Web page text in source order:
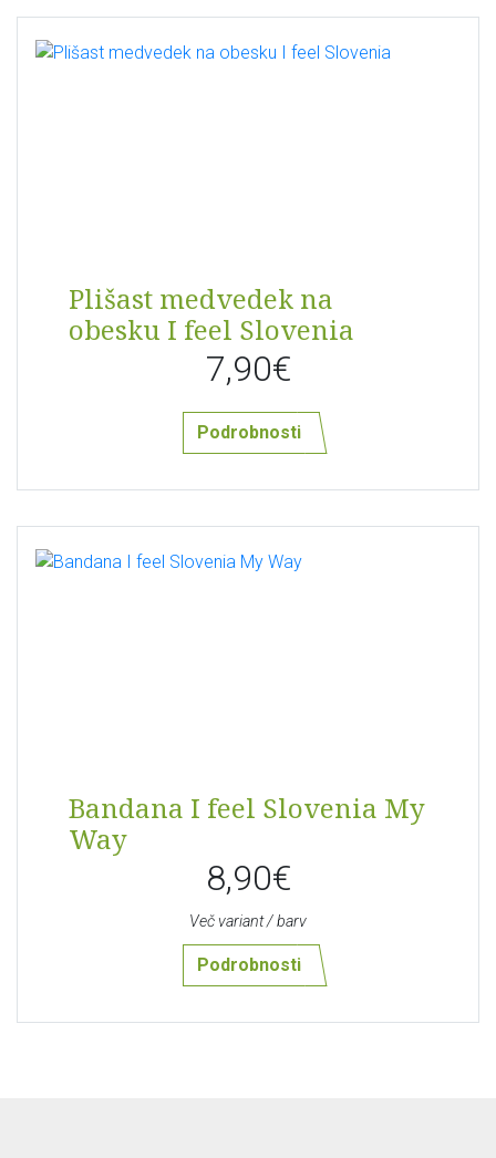
Plišast medvedek na
obesku I feel Slovenia
7,90€
Podrobnosti
Bandana I feel Slovenia My
Way
8,90€
Več variant / barv
Podrobnosti